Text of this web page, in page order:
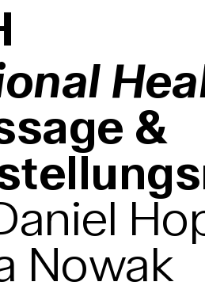
&
Nowak